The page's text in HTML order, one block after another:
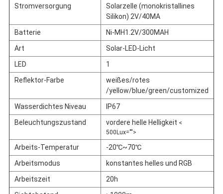
Stromversorgung
Solarzelle (monokristallines
Silikon) 2V/40MA
Batterie
Ni-MH1.2V/300MAH
Art
Solar-LED-Licht
LED
1
Reflektor-Farbe
weißes/rotes
/yellow/blue/green/customized
Wasserdichtes Niveau
IP67
Beleuchtungszustand
vordere helle Helligkeit <
500Lux="">
Arbeits-Temperatur
-20℃~70℃
Arbeitsmodus
konstantes helles und RGB
Arbeitszeit
20h